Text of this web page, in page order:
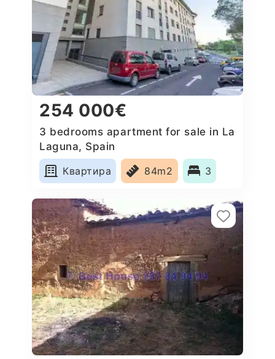
254 000€
3 bedrooms apartment for sale in La
Laguna, Spain
Квартира
84m2 3